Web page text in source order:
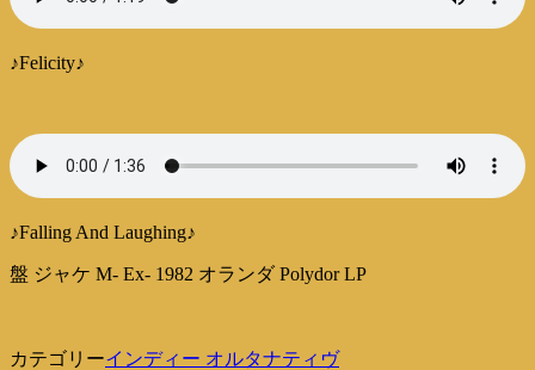
♪Felicity♪
♪Falling And Laughing♪
盤 ジャケ M- Ex- 1982 オランダ Polydor LP
カテゴリーインディー オルタナティヴ